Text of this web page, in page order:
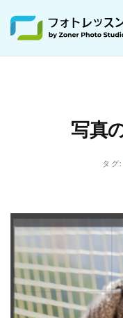
写真
タグ: